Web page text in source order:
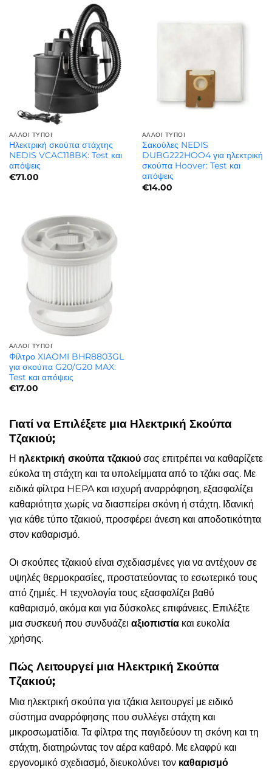
ΆΛΛΟΙ ΤΎΠΟΙ
Ηλεκτρική σκούπα στάχτης
NEDIS VCAC118BK: Test και
απόψεις
€71.00
ΆΛΛΟΙ ΤΎΠΟΙ
Σακούλες NEDIS
DUBG222HOO4 για ηλεκτρική
σκούπα Hoover: Test και
απόψεις
€14.00
ΆΛΛΟΙ ΤΎΠΟΙ
Φίλτρο XIAOMI BHR8803GL
για σκούπα G20/G20 MAX:
Test και απόψεις
€17.00
Γιατί να Επιλέξετε μια Ηλεκτρική Σκούπα
Τζακιού;
Η ηλεκτρική σκούπα τζακιού σας επιτρέπει να καθαρίζετε
εύκολα τη στάχτη και τα υπολείμματα από το τζάκι σας. Με
ειδικά φίλτρα HEPA και ισχυρή αναρρόφηση, εξασφαλίζει
καθαριότητα χωρίς να διασπείρει σκόνη ή στάχτη. Ιδανική
για κάθε τύπο τζακιού, προσφέρει άνεση και αποδοτικότητα
στον καθαρισμό.
Οι σκούπες τζακιού είναι σχεδιασμένες για να αντέχουν σε
υψηλές θερμοκρασίες, προστατεύοντας το εσωτερικό τους
από ζημιές. Η τεχνολογία τους εξασφαλίζει βαθύ
καθαρισμό, ακόμα και για δύσκολες επιφάνειες. Επιλέξτε
μια συσκευή που συνδυάζει αξιοπιστία και ευκολία
χρήσης.
Πώς Λειτουργεί μια Ηλεκτρική Σκούπα
Τζακιού;
Μια ηλεκτρική σκούπα για τζάκια λειτουργεί με ειδικό
σύστημα αναρρόφησης που συλλέγει στάχτη και
μικροσωματίδια. Τα φίλτρα της παγιδεύουν τη σκόνη και τη
στάχτη, διατηρώντας τον αέρα καθαρό. Με ελαφρύ και
εργονομικό σχεδιασμό, διευκολύνει τον καθαρισμό